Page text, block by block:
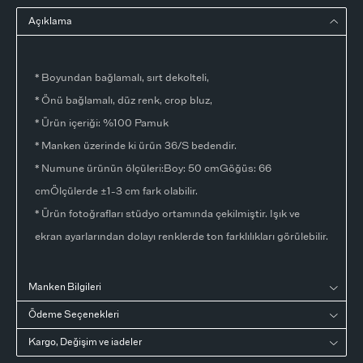
Açıklama
* Boyundan bağlamalı, sırt dekolteli,
* Önü bağlamalı, düz renk, crop bluz,
* Ürün içeriği: %100 Pamuk
* Manken üzerinde ki ürün 36/S bedendir.
* Numune ürünün ölçüleri:Boy: 50 cmGöğüs: 66
cmÖlçülerde ±1-3 cm fark olabilir.
* Ürün fotoğrafları stüdyo ortamında çekilmiştir. Işık ve
ekran ayarlarından dolayı renklerde ton farklılıkları görülebilir.
Manken Bilgileri
Ödeme Seçenekleri
Kargo, Değişim ve iadeler